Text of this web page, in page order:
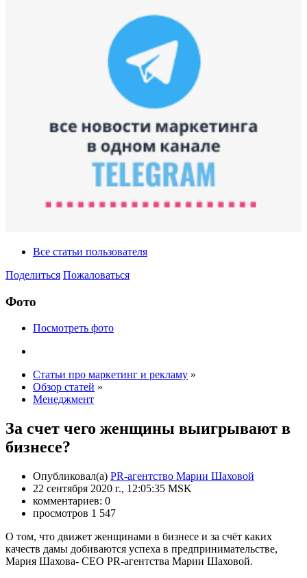
Все статьи пользователя
Поделиться Пожаловаться
Фото
Посмотреть фото
Статьи про маркетинг и рекламу »
Обзор статей »
Менеджмент
За счет чего женщины выигрывают в
бизнесе?
Опубликовал(а) PR-агентство Марии Шаховой
22 сентября 2020 г., 12:05:35 MSK
комментариев: 0
просмотров 1 547
О том, что движет женщинами в бизнесе и за счёт каких
качеств дамы добиваются успеха в предпринимательстве,
Мария Шахова- CEO PR-агентства Марии Шаховой.